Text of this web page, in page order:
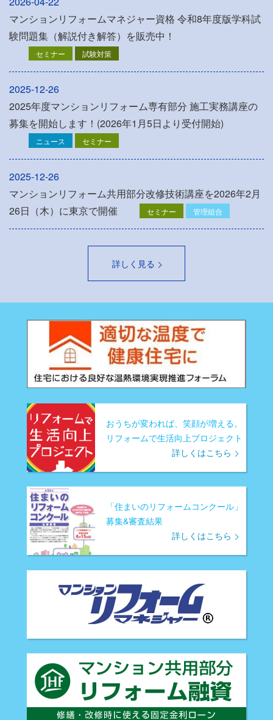
マンションリフォームマネジャー資格 令和8年度版学科試
験問題集（解説付き解答）を販売中！
セミナー 試験対策
2025-12-26
2025年度マンションリフォーム専有部分 施工実務講座の
募集を開始します！(2026年1月5日より受付開始)
ニュース セミナー
2025-12-26
マンションリフォーム共用部分改修技術講座を2026年2月
26日（木）に東京で開催
セミナー 管理組合
詳しく見る
おうちが変われば、笑顔が増える。
リフォームで生活向上プロジェクト
詳しくはこちら
「住まいのリフォームコンクール」
募集&審査結果
詳しくはこちら